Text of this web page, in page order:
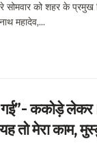
को शहर के प्रमुख
महादेव,...
गई”- ककोड़े
तो मेरा काम,